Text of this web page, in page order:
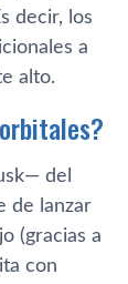
decir, los
a
alto.
del
de lanzar
(gracias a
con